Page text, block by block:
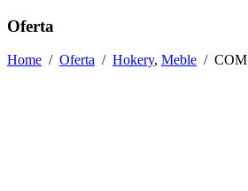
Oferta
Home / Oferta / Hokery, Meble / COM